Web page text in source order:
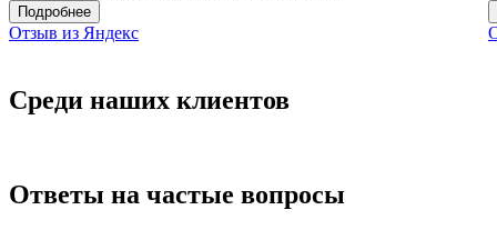
Подробнее
Отзыв из Яндекс
Среди наших клиентов
Ответы на частые вопросы